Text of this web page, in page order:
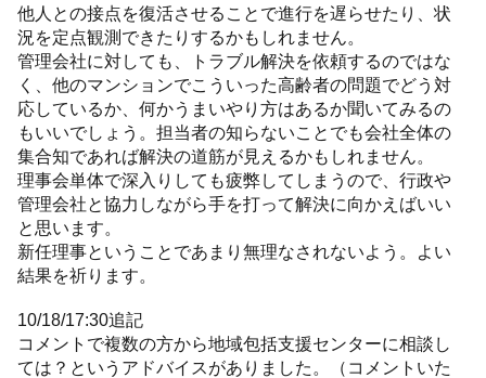
他人との接点を復活させることで進行を遅らせたり、状
況を定点観測できたりするかもしれません。
管理会社に対しても、トラブル解決を依頼するのではな
く、他のマンションでこういった高齢者の問題でどう対
応しているか、何かうまいやり方はあるか聞いてみるの
もいいでしょう。担当者の知らないことでも会社全体の
集合知であれば解決の道筋が見えるかもしれません。
理事会単体で深入りしても疲弊してしまうので、行政や
管理会社と協力しながら手を打って解決に向かえばいい
と思います。
新任理事ということであまり無理なされないよう。よい
結果を祈ります。
10/18/17:30追記
コメントで複数の方から地域包括支援センターに相談し
ては？というアドバイスがありました。（コメントいた